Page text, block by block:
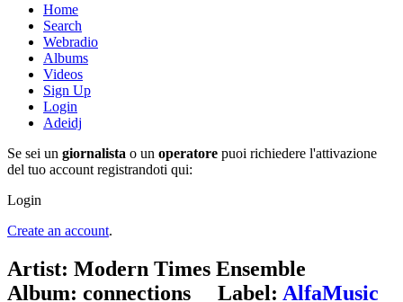
Home
Search
Webradio
Albums
Videos
Sign Up
Login
Adeidj
Se sei un giornalista o un operatore puoi richiedere l'attivazione
del tuo account registrandoti qui:
Login
Create an account.
Artist: Modern Times Ensemble
Album: connections Label: AlfaMusic